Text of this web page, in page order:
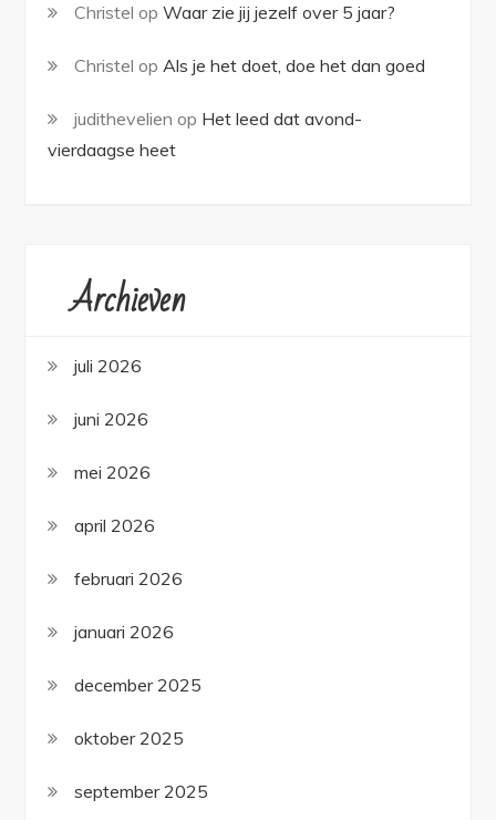
Christel opWaar zie jij jezelf over 5 jaar?
Christel opAls je het doet, doe het dan goed
judithevelien op Het leed dat avond-
vierdaagse heet
Archieven
juli 2026
juni 2026
mei 2026
april 2026
februari 2026
januari 2026
december 2025
oktober 2025
september 2025